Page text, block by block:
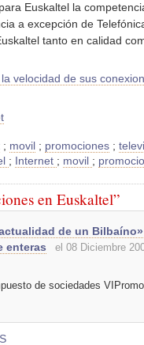
Euskaltel la
a excepción de
tanto en calidad
velocidad de sus
; movil ; promociones ;
; Internet ; movil ;
en Euskaltel”
de un
enteras
el 08 Diciembre
de sociedades